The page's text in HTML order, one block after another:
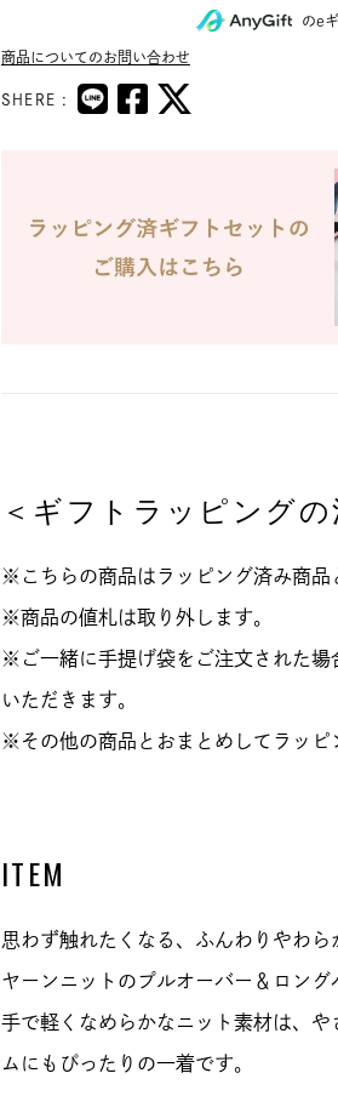
のe
商品についてのお問い合わせ
SHERE :
＜ギフトラッピングの
※こちらの商品はラッピング済み商品
※商品の値札は取り外します。
※ご一緒に手提げ袋をご注文された場
いただきます。
※その他の商品とおまとめしてラッピ
ITEM
思わず触れたくなる、ふんわりやわ
ヤーンニットのプルオーバー＆ロン
手で軽くなめらかなニット素材は、や
ムにもぴったりの一着です。